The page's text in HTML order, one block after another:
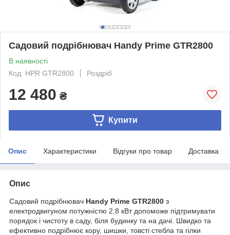
Садовий подрібнювач Handy Prime GTR2800
В наявності
Код: HPR GTR2800
Роздріб
12 480 ₴
Купити
Опис Характеристики Відгуки про товар Доставка
Опис
Садовий подрібнювач Handy Prime GTR2800 з
електродвигуном потужністю 2,8 кВт допоможе підтримувати
порядок і чистоту в саду, біля будинку та на дачі. Швидко та
ефективно подрібнює кору, шишки, товсті стебла та гілки